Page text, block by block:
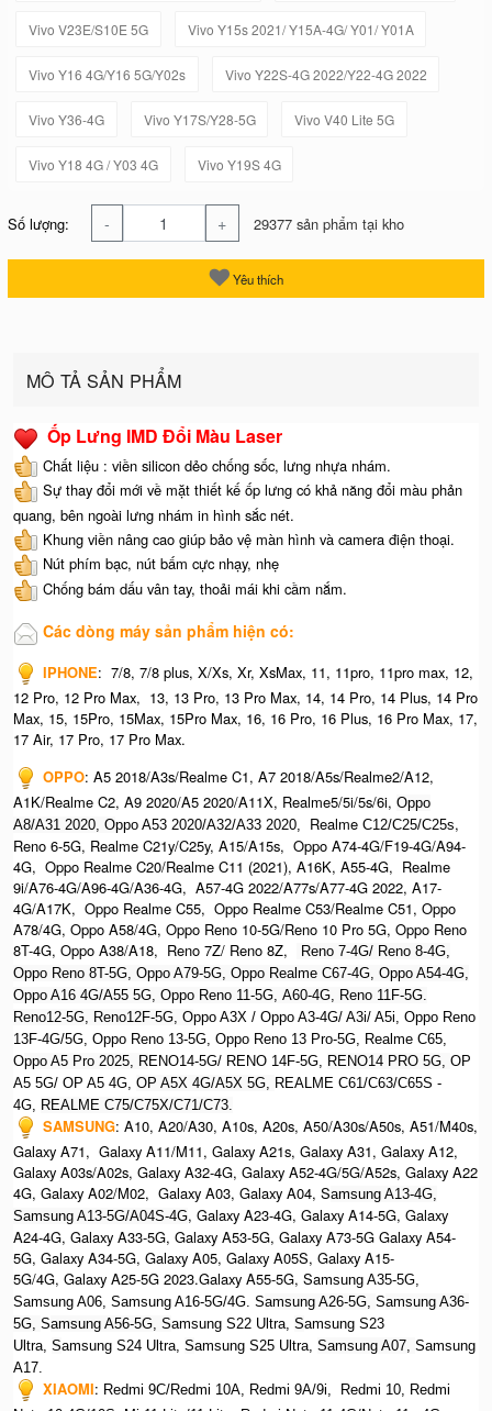
Vivo V23E/S10E 5G Vivo Y15s 2021/ Y15A-4G/ Y01/ Y01A
Vivo Y16 4G/Y16 5G/Y02s Vivo Y22S-4G 2022/Y22-4G 2022
Vivo Y36-4G Vivo Y17S/Y28-5G Vivo V40 Lite 5G
Vivo Y18 4G / Y03 4G Vivo Y19S 4G
Số lượng: - + 29377 sản phẩm tại kho
Yêu thích
MÔ TẢ SẢN PHẨM
Ốp Lưng IMD Đổi Màu Laser
Chất liệu : viền silicon dẻo chống sốc, lưng nhựa nhám.
Sự thay đổi mới về mặt thiết kế ốp lưng có khả năng đổi màu phản
quang, bên ngoài lưng nhám in hình sắc nét.
Khung viền nâng cao giúp bảo vệ màn hình và camera điện thoại.
Nút phím bạc, nút bấm cực nhạy, nhẹ
Chống bám dấu vân tay, thoải mái khi cầm nắm.
Các dòng máy sản phẩm hiện có:
IPHONE: 7/8, 7/8 plus, X/Xs, Xr, XsMax, 11, 11pro, 11pro max, 12,
12 Pro, 12 Pro Max, 13, 13 Pro, 13 Pro Max, 14, 14 Pro, 14 Plus, 14 Pro
Max, 15, 15Pro, 15Max, 15Pro Max, 16, 16 Pro, 16 Plus, 16 Pro Max, 17,
17 Air, 17 Pro, 17 Pro Max.
OPPO: A5 2018/A3s/Realme C1, A7 2018/A5s/Realme2/A12,
A1K/Realme C2, A9 2020/A5 2020/A11X, Realme5/5i/5s/6i, Oppo
A8/A31 2020, Oppo A53 2020/A32/A33 2020, Realme C12/C25/C25s,
Reno 6-5G, Realme C21y/C25y, A15/A15s, Oppo A74-4G/F19-4G/A94-
4G, Oppo Realme C20/Realme C11 (2021), A16K, A55-4G, Realme
9i/A76-4G/A96-4G/A36-4G, A57-4G 2022/A77s/A77-4G 2022, A17-
4G/A17K, Oppo Realme C55, Oppo Realme C53/Realme C51, Oppo
A78/4G, Oppo A58/4G, Oppo Reno 10-5G/Reno 10 Pro 5G, Oppo Reno
8T-4G, Oppo A38/A18, Reno 7Z/ Reno 8Z,
Reno 7-4G/ Reno 8-4G,
Oppo Reno 8T-5G, Oppo A79-5G, Oppo Realme C67-4G, Oppo A54-4G,
Oppo A16 4G/A55 5G, Oppo Reno 11-5G, A60-4G, Reno 11F-5G.
Reno12-5G, Reno12F-5G, Oppo A3X / Oppo A3-4G/ A3i/ A5i, Oppo Reno
13F-4G/5G, Oppo Reno 13-5G, Oppo Reno 13 Pro-5G, Realme C65,
Oppo A5 Pro 2025, RENO14-5G/ RENO 14F-5G, RENO14 PRO 5G, OP
A5 5G/ OP A5 4G, OP A5X 4G/A5X 5G,
REALME C61/C63/C65S -
4G,
REALME C75/C75X/C71/C73.
SAMSUNG: A10, A20/A30, A10s, A20s, A50/A30s/A50s, A51/M40s,
Galaxy A71, Galaxy A11/M11, Galaxy A21s, Galaxy A31, Galaxy A12,
Galaxy A03s/A02s, Galaxy A32-4G, Galaxy A52-4G/5G/A52s, Galaxy A22
4G, Galaxy A02/M02, Galaxy A03, Galaxy A04, Samsung A13-4G,
Samsung A13-5G/A04S-4G, Galaxy A23-4G, Galaxy A14-5G, Galaxy
A24-4G, Galaxy A33-5G, Galaxy A53-5G, Galaxy A73-5G Galaxy A54-
5G, Galaxy A34-5G, Galaxy A05, Galaxy A05S, Galaxy A15-
5G/4G, Galaxy A25-5G 2023.Galaxy A55-5G, Samsung A35-5G,
Samsung A06, Samsung A16-5G/4G. Samsung A26-5G, Samsung A36-
5G, Samsung A56-5G, Samsung S22 Ultra, Samsung S23
Ultra, Samsung S24 Ultra, Samsung S25 Ultra, Samsung A07, Samsung
A17.
XIAOMI: Redmi 9C/Redmi 10A, Redmi 9A/9i, Redmi 10, Redmi